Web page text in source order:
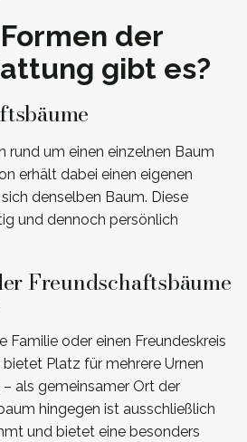
der
gibt es?
rund um einen einzelnen Baum
erhält dabei einen eigenen
denselben Baum. Diese
und dennoch persönlich
Freundschaftsbäume
Familie oder einen Freundeskreis
Platz für mehrere Urnen
als gemeinsamer Ort der
hingegen ist ausschließlich
und bietet eine besonders